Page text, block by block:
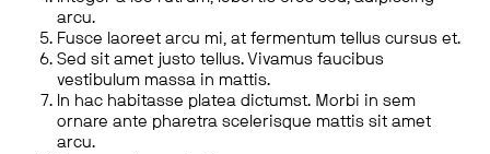
arcu.
Fusce laoreet arcu mi, at fermentum tellus cursus et.
Sed sit amet justo tellus. Vivamus faucibus
vestibulum massa in mattis.
In hac habitasse platea dictumst. Morbi in sem
ornare ante pharetra scelerisque mattis sit amet
arcu.